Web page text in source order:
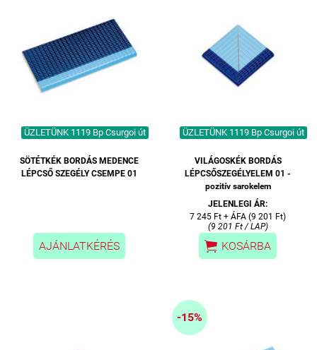
ÜZLETÜNK 1119 Bp Csurgoi út
SÖTÉTKÉK BORDÁS MEDENCE
LÉPCSŐ SZEGÉLY CSEMPE 01
AJÁNLATKÉRÉS
ÜZLETÜNK 1119 Bp Csurgoi út
VILÁGOSKÉK BORDÁS
LÉPCSŐSZEGÉLYELEM 01 -
pozitív sarokelem
JELENLEGI ÁR:
7 245 Ft + ÁFA (9 201 Ft)
(9 201 Ft / LAP)
 KOSÁRBA
-15%